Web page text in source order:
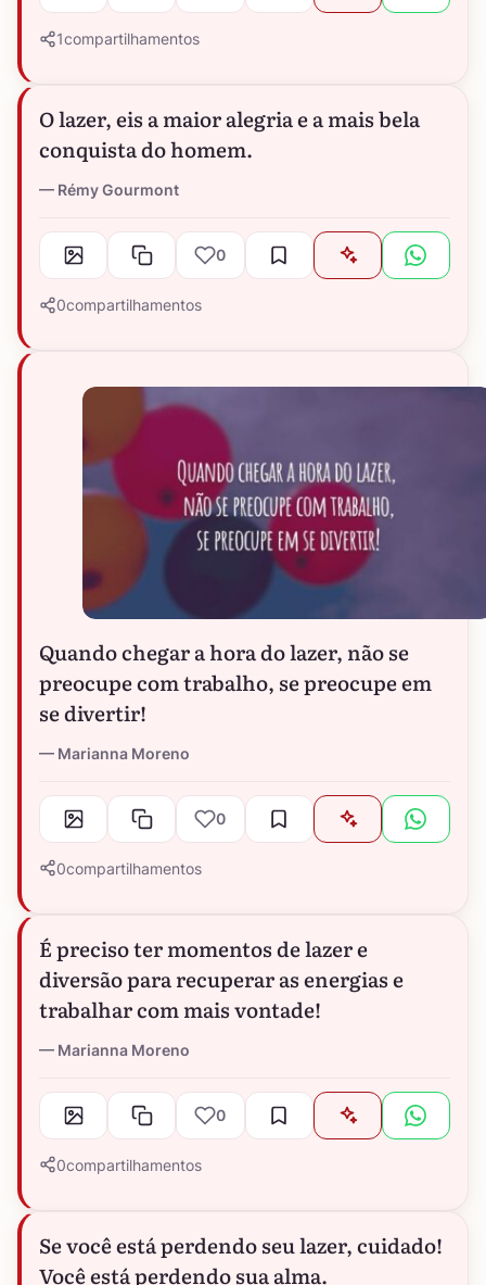
1compartilhamentos
O lazer, eis a maior alegria e a mais bela
conquista do homem.
Rémy Gourmont
0
0compartilhamentos
Quando chegar a hora do lazer, não se
preocupe com trabalho, se preocupe em
se divertir!
Marianna Moreno
0
0compartilhamentos
É preciso ter momentos de lazer e
diversão para recuperar as energias e
trabalhar com mais vontade!
Marianna Moreno
0
0compartilhamentos
Se você está perdendo seu lazer, cuidado!
Você está perdendo sua alma.